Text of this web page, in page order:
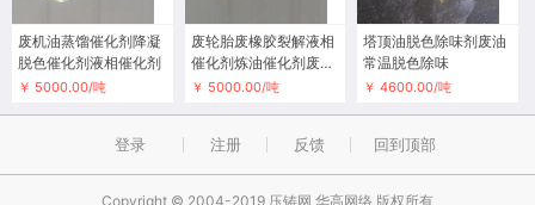
废机油蒸馏催化剂降凝
脱色催化剂液相催化剂
￥ 5000.00/吨
废轮胎废橡胶裂解液相
催化剂炼油催化剂废轮
胎炼油催化剂
￥ 5000.00/吨
塔顶油脱色除味剂废油
常温脱色除味
￥ 4600.00/吨
登录 注册 反馈 回到顶部
Copyright © 2004-2019 压铸网 华高网络 版权所有